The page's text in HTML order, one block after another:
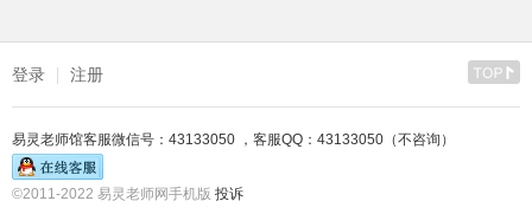
登录 注册
易灵老师馆客服微信号：43133050 ，客服QQ：43133050（不咨询）
©2011-2022 易灵老师网手机版 投诉